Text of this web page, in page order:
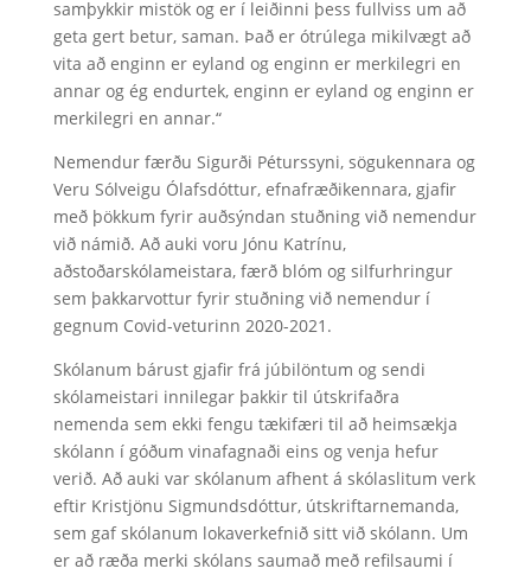
samþykkir mistök og er í leiðinni þess fullviss um að
geta gert betur, saman. Það er ótrúlega mikilvægt að
vita að enginn er eyland og enginn er merkilegri en
annar og ég endurtek, enginn er eyland og enginn er
merkilegri en annar.“
Nemendur færðu Sigurði Péturssyni, sögukennara og
Veru Sólveigu Ólafsdóttur, efnafræðikennara, gjafir
með þökkum fyrir auðsýndan stuðning við nemendur
við námið. Að auki voru Jónu Katrínu,
aðstoðarskólameistara, færð blóm og silfurhringur
sem þakkarvottur fyrir stuðning við nemendur í
gegnum Covid-veturinn 2020-2021.
Skólanum bárust gjafir frá júbilöntum og sendi
skólameistari innilegar þakkir til útskrifaðra
nemenda sem ekki fengu tækifæri til að heimsækja
skólann í góðum vinafagnaði eins og venja hefur
verið. Að auki var skólanum afhent á skólaslitum verk
eftir Kristjönu Sigmundsdóttur, útskriftarnemanda,
sem gaf skólanum lokaverkefnið sitt við skólann. Um
er að ræða merki skólans saumað með refilsaumi í